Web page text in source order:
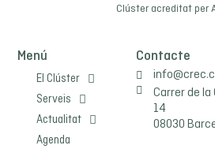
Clúster acreditat per
Menú
El Clúster
Serveis
Actualitat
Agenda
Contacte
Carrer de
14
08030